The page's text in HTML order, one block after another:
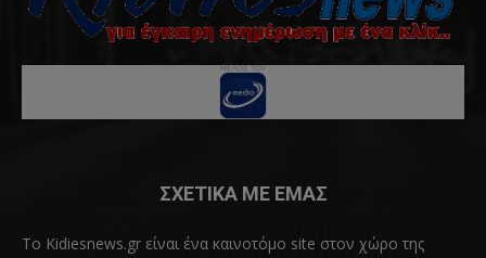
ΣΧΕΤΙΚΑ ΜΕ ΕΜΑΣ
Το Kidiesnews.gr είναι ένα καινοτόμο site στον χώρο της